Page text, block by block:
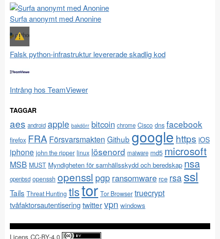
Surfa anonymt med Anonine
Falsk python-infrastruktur levererade skadlig kod
Intrång hos TeamViewer
TAGGAR
aes android apple bakdörr bitcoin chrome Cisco dns facebook
firefox FRA Försvarsmakten Github google https iOS
iphone john the ripper linux lösenord malware md5 microsoft
MSB MUST Myndigheten för samhällsskydd och beredskap nsa
openbsd openssh openssl pgp ransomware rce rsa ssl
Tails Threat Hunting tlstor Tor Browser truecrypt
tvåfaktorsautentiseringtwittervpn windows
Licens CC-BY-4.0